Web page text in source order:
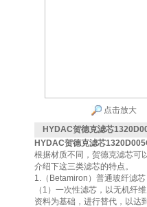
点击放大
HYDAC贺德克滤芯
HYDAC贺德克滤芯
根据材质不同，贺德克滤芯可
介绍下这三类滤芯的特点。
1.（Betamiron）普通玻纤滤
（1）一次性滤芯，以无机纤
资料为基础，进行替代，以达